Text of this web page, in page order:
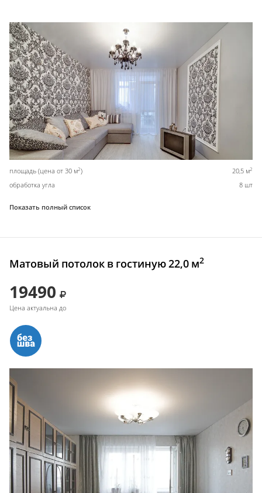
площадь (цена от 30 м2) 20,5 м2
обработка угла 8 шт
Показать полный список
Матовый потолок в гостиную 22,0 м2
19490
Цена актуальна до